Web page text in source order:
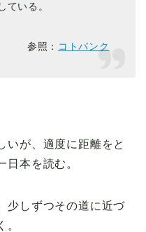
ている。
参照： コトバンク
いが、適度に距離をと
日本を読む。
少しずつその道に近づ
。